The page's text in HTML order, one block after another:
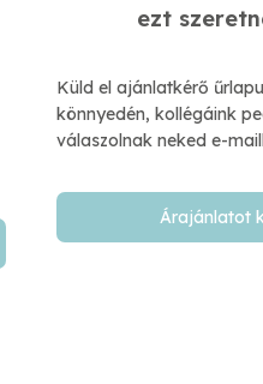
​ezt
Küld el ajánlatkérő
könnyedén, kollégáink
válaszolnak neked e-
Árajánlatot